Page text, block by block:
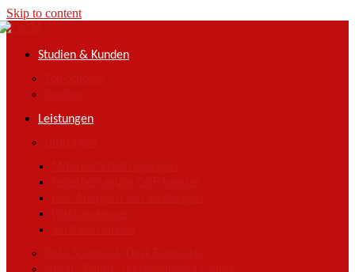
Skip to content
Studien & Kunden
Leistungen